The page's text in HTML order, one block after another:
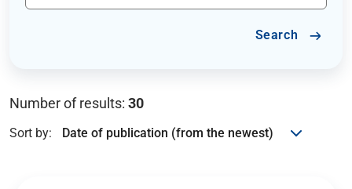
Search
Number of results: 30
Sort by: